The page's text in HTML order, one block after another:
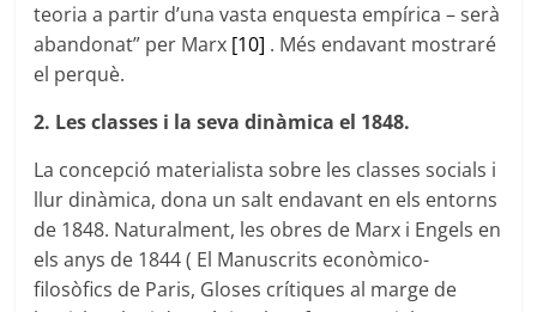
teoria a partir d’una vasta enquesta empírica – serà
abandonat” per Marx [10] . Més endavant mostraré
el perquè.
2. Les classes i la seva dinàmica el 1848.
La concepció materialista sobre les classes socials i
llur dinàmica, dona un salt endavant en els entorns
de 1848. Naturalment, les obres de Marx i Engels en
els anys de 1844 ( El Manuscrits econòmico-
filosòfics de Paris, Gloses crítiques al marge de